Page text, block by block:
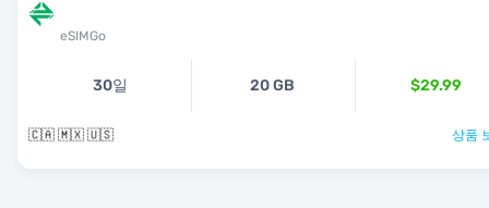
eSIMGo
30일 20 GB $29.99
🇨🇦 🇲🇽 🇺🇸 상품